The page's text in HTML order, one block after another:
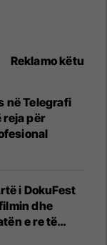
Reklamo këtu
në Telegrafi
reja për
i DokuFest
dhe
e re të